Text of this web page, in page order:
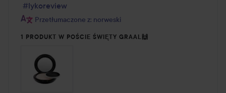
#lykoreview
Przetłumaczone z: norweski
1 PRODUKT W POŚCIE ŚWIĘTY GRAAL🙌